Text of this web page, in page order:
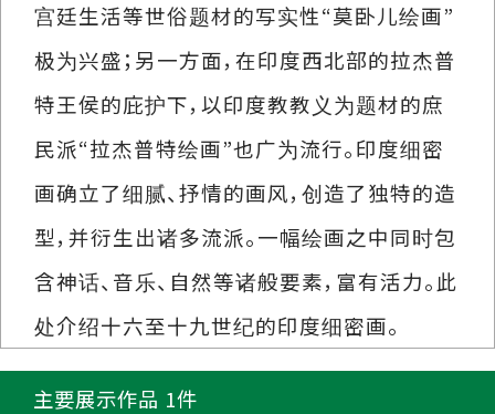
宫廷生活等世俗题材的写实性“莫卧儿绘画”
极为兴盛；另一方面，在印度西北部的拉杰普
特王侯的庇护下，以印度教教义为题材的庶
民派“拉杰普特绘画”也广为流行。印度细密
画确立了细腻、抒情的画风，创造了独特的造
型，并衍生出诸多流派。一幅绘画之中同时包
含神话、音乐、自然等诸般要素，富有活力。此
处介绍十六至十九世纪的印度细密画。
主要展示作品 1件